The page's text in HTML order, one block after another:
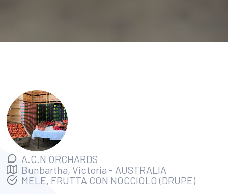
A.C.N ORCHARDS
Bunbartha, Victoria - AUSTRALIA
MELE, FRUTTA CON NOCCIOLO (DRUPE)